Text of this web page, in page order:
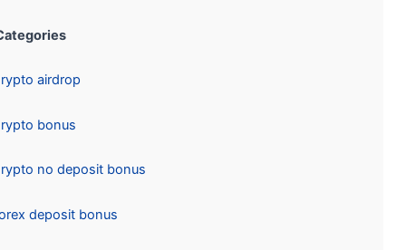
Categories:
Crypto airdrop
Crypto bonus
Crypto no deposit bonus
Forex deposit bonus